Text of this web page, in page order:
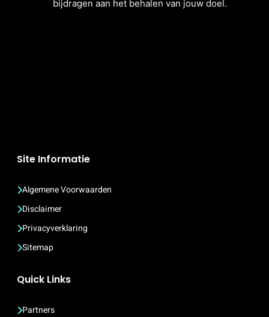
bijdragen aan het behalen van jouw doel.
Site Informatie
Algemene Voorwaarden
Disclaimer
Privacyverklaring
Sitemap
Quick Links
Partners